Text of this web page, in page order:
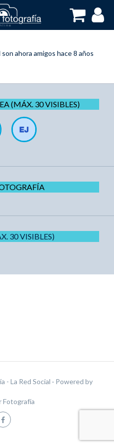
son ahora amigos hace 8 años
(MÁX. 30 VISIBLES)
30 VISIBLES)
- La Red Social · Powered by
Fotografía